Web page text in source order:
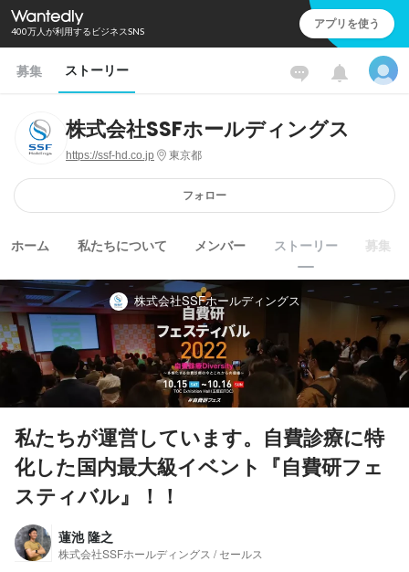
400万人が利用するビジネスSNS アプリを使う
募集 ストーリー
株式会社SSFホールディングス
https://ssf-hd.co.jp 東京都
フォロー
ホーム 私たちについて メンバー ストーリー 募集
株式会社SSFホールディングス
私たちが運営しています。自費診療に特
化した国内最大級イベント『自費研フェ
スティバル』！！
蓮池 隆之
株式会社SSFホールディングス / セールス